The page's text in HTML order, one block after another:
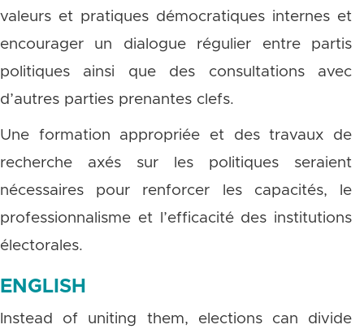
valeurs et pratiques démocratiques internes et
encourager un dialogue régulier entre partis
politiques ainsi que des consultations avec
d’autres parties prenantes clefs.
Une formation appropriée et des travaux de
recherche axés sur les politiques seraient
nécessaires pour renforcer les capacités, le
professionnalisme et l’efficacité des institutions
électorales.
ENGLISH
Instead of uniting them, elections can divide